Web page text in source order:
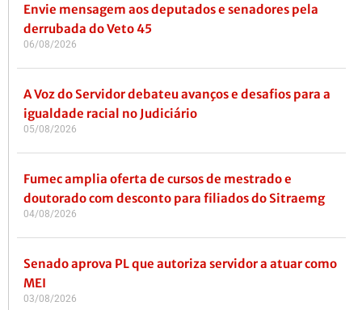
Envie mensagem aos deputados e senadores pela
derrubada do Veto 45
06/08/2026
A Voz do Servidor debateu avanços e desafios para a
igualdade racial no Judiciário
05/08/2026
Fumec amplia oferta de cursos de mestrado e
doutorado com desconto para filiados do Sitraemg
04/08/2026
Senado aprova PL que autoriza servidor a atuar como
MEI
03/08/2026